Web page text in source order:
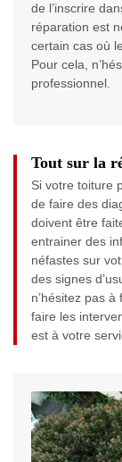
de l’inscrire
réparation est
certain cas où
Pour cela,
professionnel.
Tout sur la
Si votre toiture
de faire des
doivent être
entrainer des
néfastes sur
des signes
n’hésitez pas
faire les
est à votre